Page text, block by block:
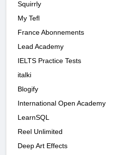
Squirrly
My Tefl
France Abonnements
Lead Academy
IELTS Practice Tests
italki
Blogify
International Open Academy
LearnSQL
Reel Unlimited
Deep Art Effects